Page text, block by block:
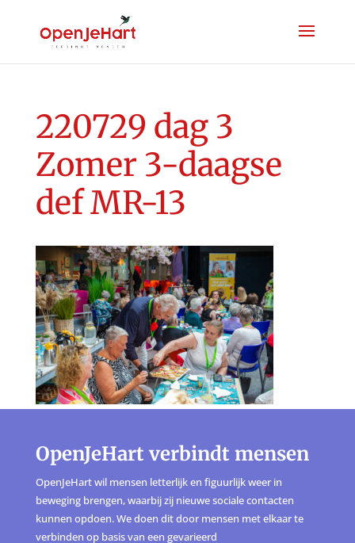
220729 dag 3
Zomer 3-daagse
def MR-13
OpenJeHart verbindt mensen
OpenJeHart wil mensen letterlijk en figuurlijk weer in
beweging brengen, waarbij zij nieuwe sociale contacten
kunnen opdoen. We doen dit door mensen met elkaar te
verbinden op basis van een gevarieerd